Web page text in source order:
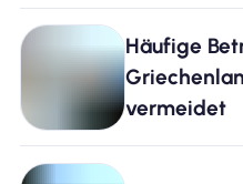
Häufige
vermeidet